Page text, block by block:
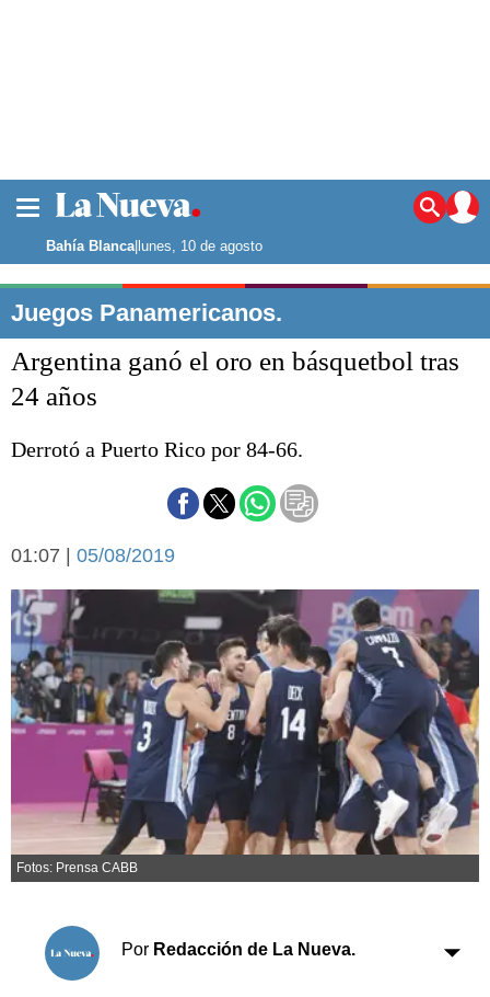
Noticias
La ciudad
Punta Alta
El país
El mundo
Deportes
Escenario Olímpico
Básquetbol
Arte y cultura
Aplausos
Cines
Economía y campo
Economía y finanzas
Con el campo
Espacio empresas
Sociedad y tiempo
Sociedad
Tecnología
Salud
Es viral
Cartón Lleno
Fúnebres
Bahía Blanca|lunes, 10 de agosto
Juegos Panamericanos.
Argentina ganó el oro en básquetbol tras
24 años
Derrotó a Puerto Rico por 84-66.
01:07 | 05/08/2019
Fotos: Prensa CABB
Por Redacción de La Nueva.